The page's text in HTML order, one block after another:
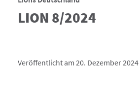
LION 8/2024
Veröffentlicht am 20. Dezember 2024